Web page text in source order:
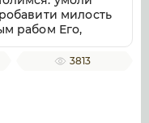
милость
рабом Его,
и телесное
воздуха
3813